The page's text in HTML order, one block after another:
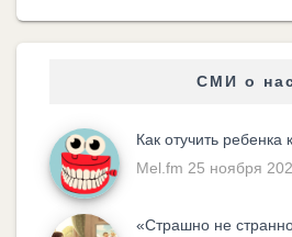
СМИ о
Как отучить ребенка
Mel.fm 25 ноября
«Cтрашно не